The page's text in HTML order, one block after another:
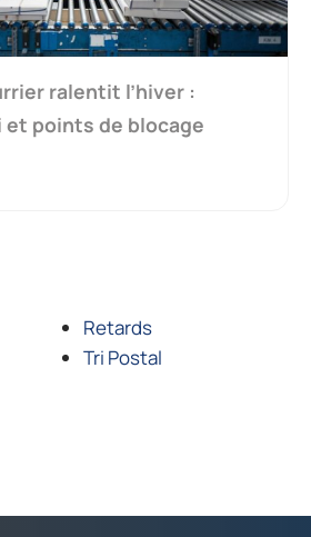
ralentit l’hiver :
points de blocage
Retards
Tri Postal